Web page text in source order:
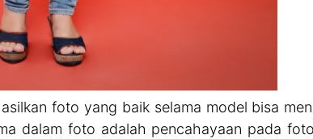
foto yang baik selama model bisa
dalam foto adalah pencahayaan pada